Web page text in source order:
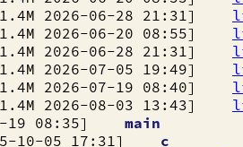
06-28 21:31]
06-20 08:55]
06-28 21:31]
07-05 19:49]
07-19 08:40]
08-03 13:43]
08:35] main
05 17:31] c